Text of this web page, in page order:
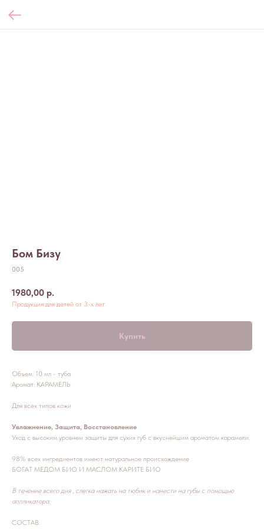
Бом Бизу
005
1980,00 р.
Продукция для детей от 3-х лет
Купить
Объем: 10 мл - туба
Аромат: КАРАМЕЛЬ
Для всех типов кожи
Увлажнение, Защита, Восстановление
Уход с высоким уровнем защиты для сухих губ с вкуснейшим ароматом карамели.
98% всех ингредиентов имеют натуральное происхождение
БОГАТ МЕДОМ БИО И МАСЛОМ КАРИТЕ БИО
В течение всего дня , слегка нажать на тюбик и нанести на губы с помощью
аппликатора.
СОСТАВ: